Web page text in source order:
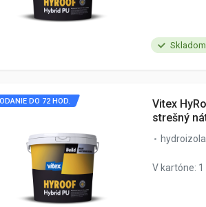
DO 72 HOD.
Vitex
strešný
V kartóne: 1